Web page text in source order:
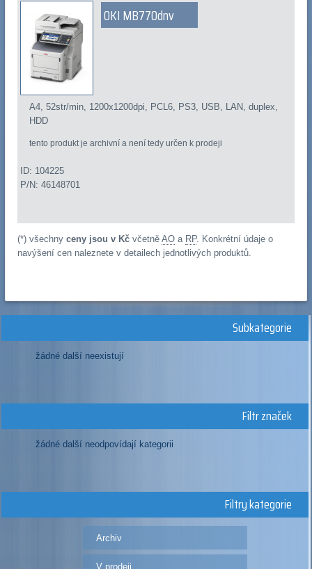
OKI MB770dnv
A4, 52str/min, 1200x1200dpi, PCL6, PS3, USB, LAN, duplex,
HDD
tento produkt je archivní a není tedy určen k prodeji
ID: 104225
P/N: 46148701
(*) všechny ceny jsou v Kčvčetně AOa RP. Konkrétní údaje o
navýšení cen naleznete v detailech jednotlivých produktů.
Subkategorie
žádné další neexistují
Filtr značek
žádné další neodpovídají kategorii
Filtry kategorie
Archiv
V prodeji